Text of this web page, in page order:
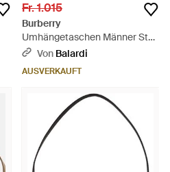
Fr. 1.015
Burberry
Umhängetaschen Männer Stoff
Beige/Sand - Braun
Von Balardi
AUSVERKAUFT